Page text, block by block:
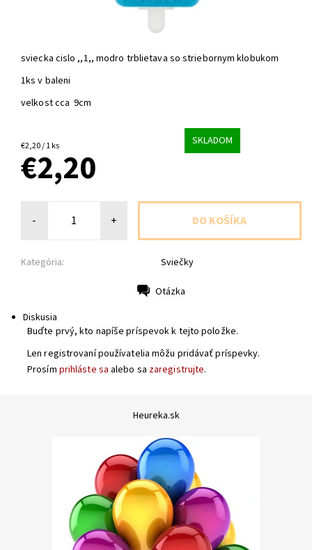
sviecka cislo ,,1,, modro trblietava so striebornym klobukom
1ks v baleni
velkost cca 9cm
€2,20 / 1 ks SKLADOM
€2,20
- +
Kategória: Sviečky
Otázka
Diskusia
Buďte prvý, kto napíše príspevok k tejto položke.
Len registrovaní používatelia môžu pridávať príspevky.
Prosím prihláste sa alebo sa zaregistrujte.
Heureka.sk